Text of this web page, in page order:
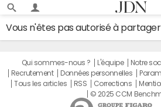
Vous n'êtes pas autorisé à
Qui sommes-nous ? L'équipe Notre
Recrutement
Données personnelles
Tous les articles
RSS Corrections
© 2025 CCM